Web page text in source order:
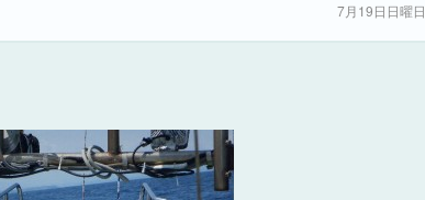
7月19日日曜日